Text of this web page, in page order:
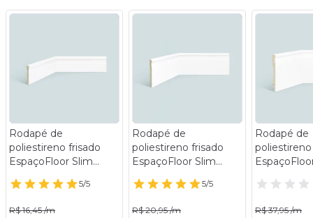
Rodapé de
poliestireno frisado
EspaçoFloor Slim
branco 7 cm barra 2,2
m
5/5
R$ 16,45 /m
Rodapé de
poliestireno frisado
EspaçoFloor Slim
branco 10 cm barra 2,2
m
5/5
R$ 20,95 /m
Rodapé de
R$ 37,95 /m